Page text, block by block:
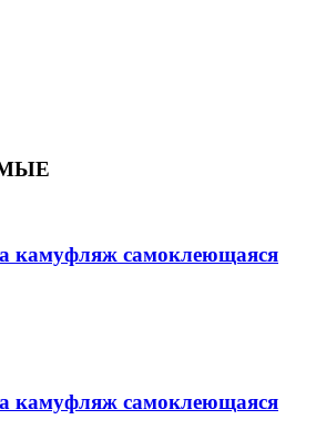
камуфляж самоклеющаяся
камуфляж самоклеющаяся